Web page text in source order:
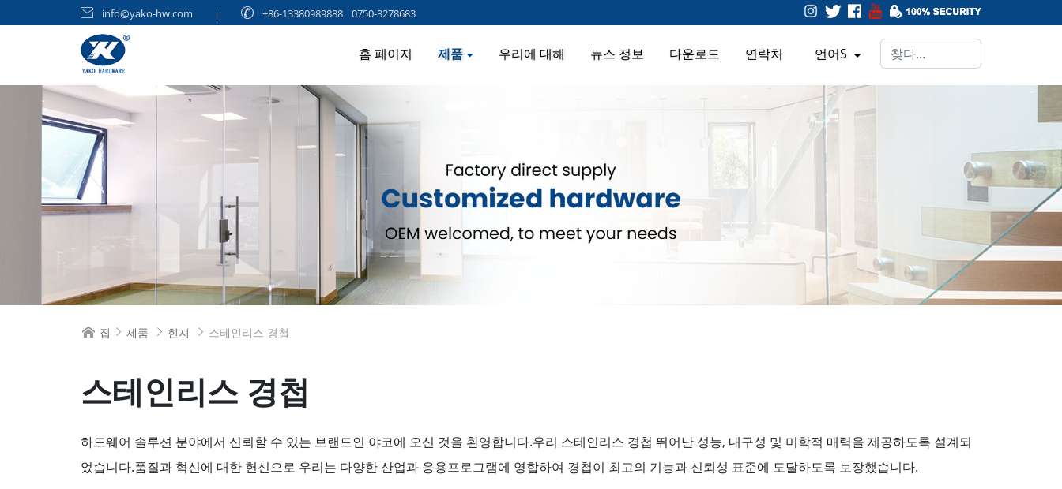
 info@yako-hw.com |  +86-13380989888 0750-3278683
홈 페이지 제품 우리에 대해 뉴스 정보 다운로드 연락처 언어s
 집  제품  힌지  스테인리스 경첩
스테인리스 경첩
하드웨어 솔루션 분야에서 신뢰할 수 있는 브랜드인 야코에 오신 것을 환영합니다.우리 스테인리스 경첩 뛰어난 성능, 내구성 및 미학적 매력을 제공하도록 설계되
었습니다.품질과 혁신에 대한 헌신으로 우리는 다양한 산업과 응용프로그램에 영합하여 경첩이 최고의 기능과 신뢰성 표준에 도달하도록 보장했습니다.